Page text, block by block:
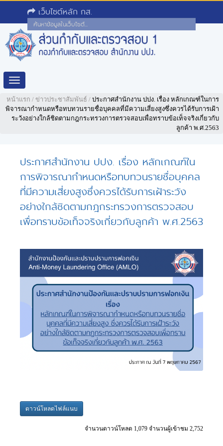
เว็บไซต์หลัก กส.
Toggle
navigation
หน้าแรก / ข่าวประชาสัมพันธ์ / ประกาศสำนักงาน ปปง. เรื่อง หลักเกณฑ์ในการ
พิจารณากำหนดหรือทบทวนรายชื่อบุคคลที่มีความเสี่ยงสูงซึ่งควรได้รับการเฝ้า
ระวังอย่างใกล้ชิดตามกฎกระทรวงการตรวจสอบเพื่อทราบข้อเท็จจริงเกี่ยวกับ
ลูกค้า พ.ศ.2563
ประกาศสำนักงาน ปปง. เรื่อง หลักเกณฑ์ใน
การพิจารณากำหนดหรือทบทวนรายชื่อบุคคล
ที่มีความเสี่ยงสูงซึ่งควรได้รับการเฝ้าระวัง
อย่างใกล้ชิดตามกฎกระทรวงการตรวจสอบ
เพื่อทราบข้อเท็จจริงเกี่ยวกับลูกค้า พ.ศ.2563
ดาวน์โหลดไฟล์แนบ
จำนวนดาวน์โหลด 1,079 จำนวนผู้เข้าชม 2,752